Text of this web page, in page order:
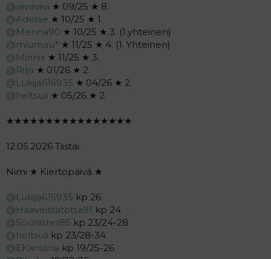
@viivaviivi ★ 09/25 ★ 8.
@Adelae ★ 10/25 ★ 1.
@Menna90 ★ 10/25 ★ 3. (1.yhteinen)
@miumau* ★ 11/25 ★ 4. (1. Yhteinen)
@Minnix ★ 11/25 ★ 3.
@Rilja ★ 01/26 ★ 2.
@Lukija616935 ★ 04/26 ★ 2.
@heltsuli ★ 05/26 ★ 2.
★★★★★★★★★★★★★★★★
12.05.2026 Tiistai
Nimi ★ Kiertopäivä ★
@Lukija616935 kp 26
@Haaveistatotta91 kp 24
@Soulsister85 kp 23/24-28
@heltsuli kp 23/28-34
@EKarolina kp 19/25-26